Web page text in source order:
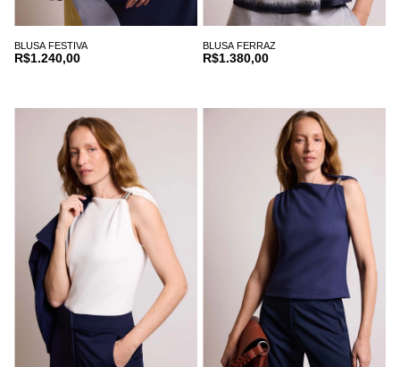
BLUSA FESTIVA
R$1.240,00
BLUSA FERRAZ
R$1.380,00